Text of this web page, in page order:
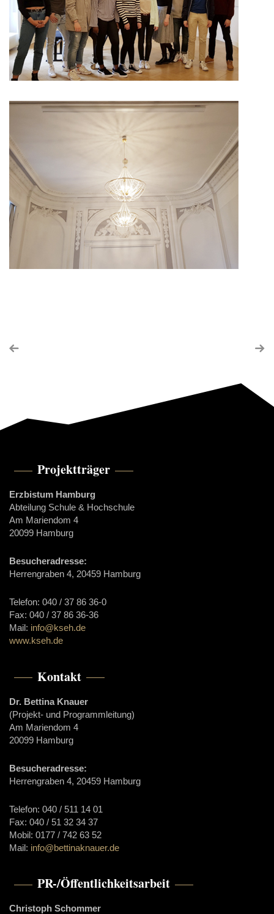
Projektträger
Erzbistum Hamburg
Abteilung Schule & Hochschule
Am Mariendom 4
20099 Hamburg
Besucheradresse:
Herrengraben 4, 20459 Hamburg
Telefon: 040 / 37 86 36-0
Fax: 040 / 37 86 36-36
Mail: info@kseh.de
www.kseh.de
Kontakt
Dr. Bettina Knauer
(Projekt- und Programmleitung)
Am Mariendom 4
20099 Hamburg
Besucheradresse:
Herrengraben 4, 20459 Hamburg
Telefon: 040 / 511 14 01
Fax: 040 / 51 32 34 37
Mobil: 0177 / 742 63 52
Mail: info@bettinaknauer.de
PR-/Öffentlichkeitsarbeit
Christoph Schommer